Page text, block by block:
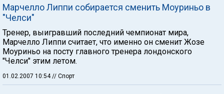
Марчелло Липпи собирается сменить Моуриньо в
"Челси"
Тренер, выигравший последний чемпионат мира,
Марчелло Липпи считает, что именно он сменит Жозе
Моуриньо на посту главного тренера лондонского
"Челси" этим летом.
01.02.2007 10:54 // Спорт